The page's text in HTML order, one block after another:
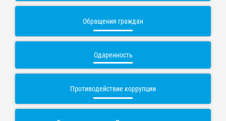
Обращения граждан
Одаренность
Противодействие коррупции